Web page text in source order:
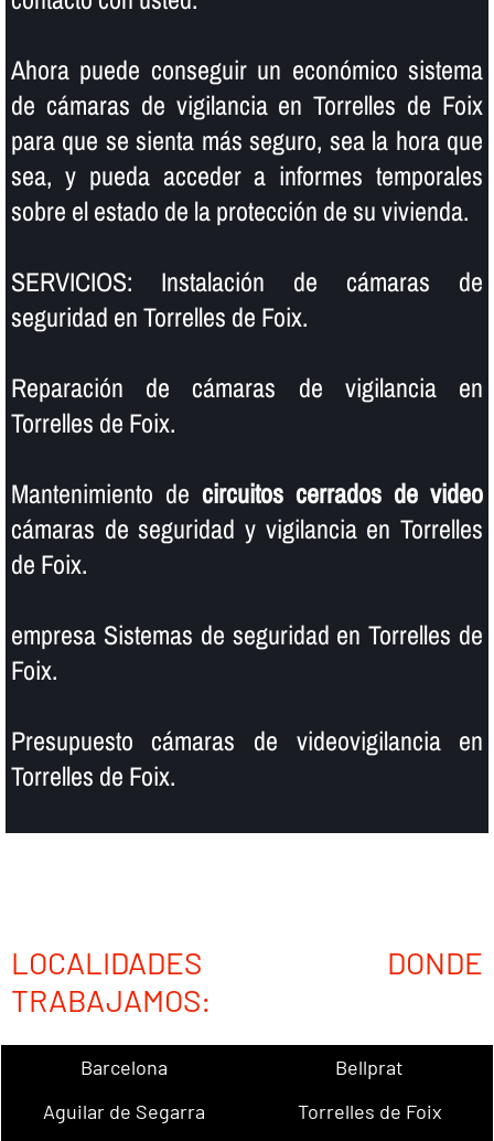
Ahora puede conseguir un económico sistema
de cámaras de vigilancia en Torrelles de Foix
para que se sienta más seguro, sea la hora que
sea, y pueda acceder a informes temporales
sobre el estado de la protección de su vivienda.
SERVICIOS: Instalación de cámaras de
seguridad en Torrelles de Foix.
Reparación de cámaras de vigilancia en
Torrelles de Foix.
Mantenimiento de circuitos cerrados de video
cámaras de seguridad y vigilancia en Torrelles
de Foix.
empresa Sistemas de seguridad en Torrelles de
Foix.
Presupuesto cámaras de videovigilancia en
Torrelles de Foix.
LOCALIDADES DONDE
TRABAJAMOS:
Barcelona
Bellprat
Aguilar de Segarra
Torrelles de Foix